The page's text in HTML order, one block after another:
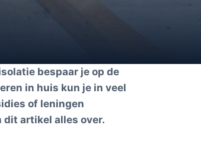
bespaar je op de
in huis kun je in veel
of leningen
dit artikel alles over.